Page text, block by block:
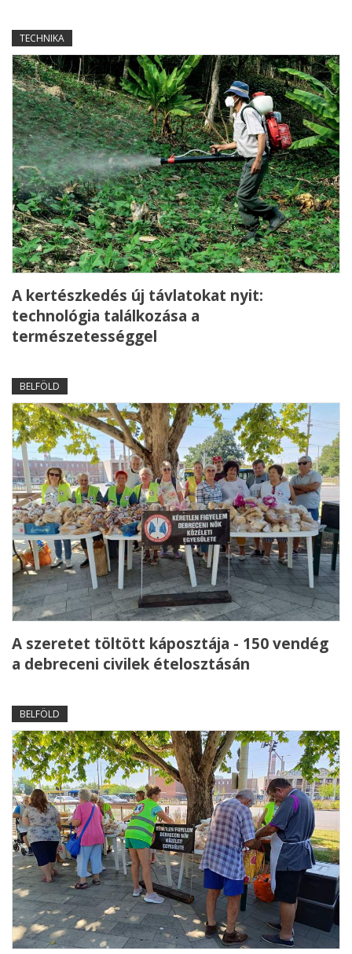
TECHNIKA
A kertészkedés új távlatokat nyit:
technológia találkozása a
természetességgel
BELFÖLD
A szeretet töltött káposztája - 150 vendég
a debreceni civilek ételosztásán
BELFÖLD